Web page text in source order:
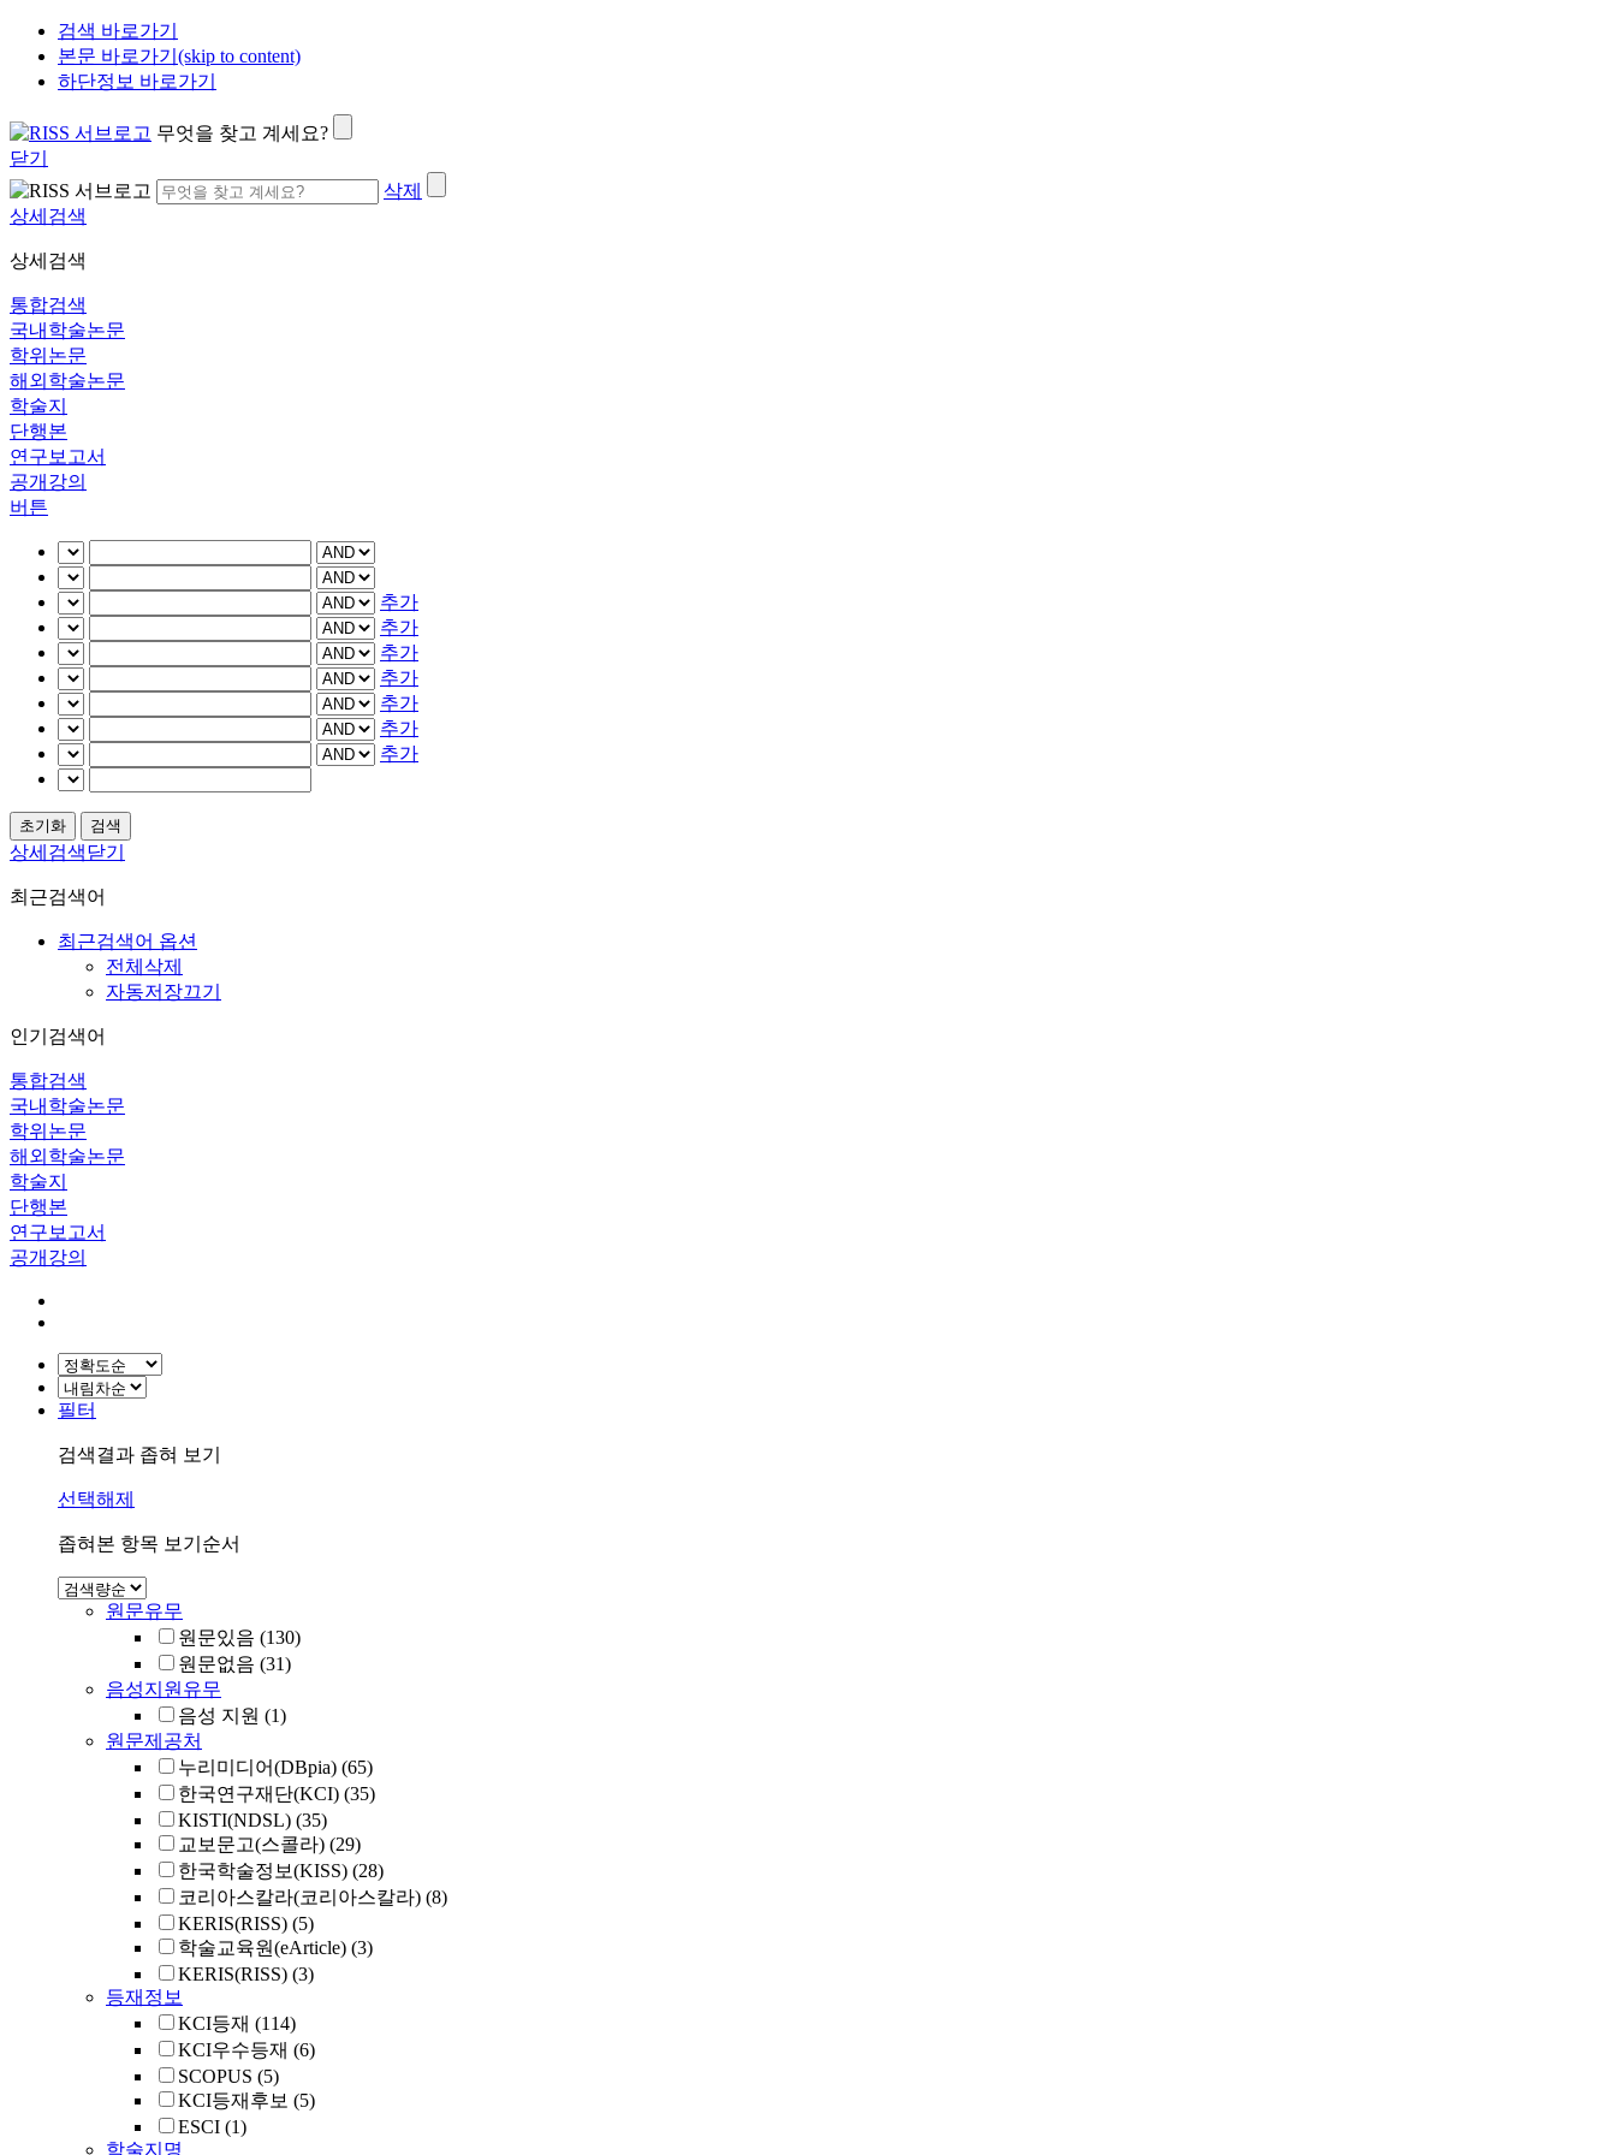
검색 바로가기
본문 바로가기(skip to content)
하단정보 바로가기
무엇을 찾고 계세요?
닫기
삭제
상세검색
상세검색
통합검색
국내학술논문
학위논문
해외학술논문
학술지
단행본
연구보고서
공개강의
버튼
추가
추가
추가
추가
추가
추가
추가
상세검색닫기
최근검색어
최근검색어 옵션
전체삭제
자동저장끄기
인기검색어
통합검색
국내학술논문
학위논문
해외학술논문
학술지
단행본
연구보고서
공개강의
필터
검색결과 좁혀 보기
선택해제
좁혀본 항목 보기순서
원문유무
원문있음 (130)
원문없음 (31)
음성지원유무
음성 지원 (1)
원문제공처
누리미디어(DBpia) (65)
한국연구재단(KCI) (35)
KISTI(NDSL) (35)
교보문고(스콜라) (29)
한국학술정보(KISS) (28)
코리아스칼라(코리아스칼라) (8)
KERIS(RISS) (5)
학술교육원(eArticle) (3)
KERIS(RISS) (3)
등재정보
KCI등재 (114)
KCI우수등재 (6)
SCOPUS (5)
KCI등재후보 (5)
ESCI (1)
학술지명